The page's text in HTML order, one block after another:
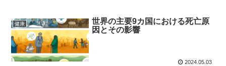
健康
世界の主要9カ国における死亡原
因とその影響
2024.05.03